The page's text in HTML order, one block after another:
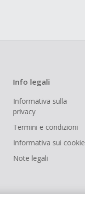
Info legali
Informativa sulla
privacy
Termini e condizioni
Informativa sui cookie
Note legali